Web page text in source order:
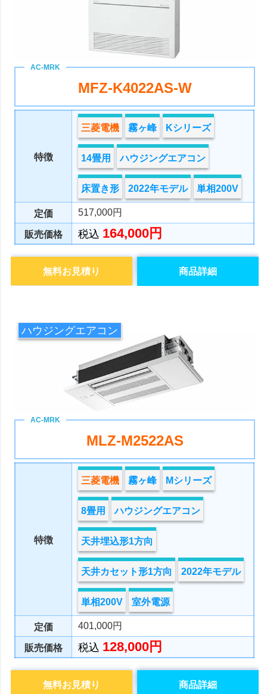
MFZ-K4022AS-W
特徴
三菱電機 霧ヶ峰 Kシリーズ
14畳用 ハウジングエアコン
床置き形 2022年モデル 単相200V
定価 517,000円
販売価格 税込 164,000円
商品詳細
無料お見積り
ハウジングエアコン
MLZ-M2522AS
特徴
三菱電機 霧ヶ峰 Mシリーズ
8畳用 ハウジングエアコン
天井埋込形1方向
天井カセット形1方向 2022年モデル
単相200V 室外電源
定価 401,000円
販売価格 税込 128,000円
商品詳細
無料お見積り